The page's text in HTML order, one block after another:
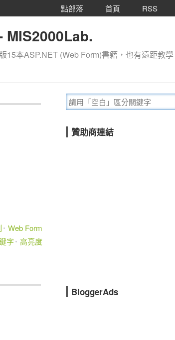
點部落 首頁 RSS
MIS2000Lab.
本ASP.NET (Web Form)書籍，也有遠距教
Web Form
字 高亮度
贊助商連結
BloggerAds